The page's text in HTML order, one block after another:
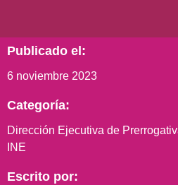
Publicado el:
6 noviembre 2023
Categoría:
Dirección Ejecutiva de
INE
Escrito por: